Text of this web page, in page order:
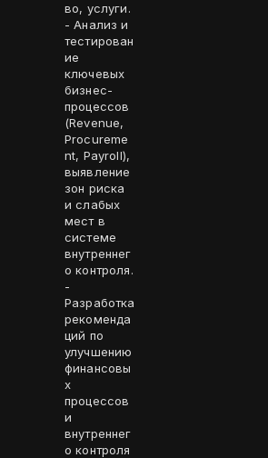
во, услуги.
- Анализ и
тестирован
ие
ключевых
бизнес-
процессов
(Revenue,
Procureme
nt, Payroll),
выявление
зон риска
и слабых
мест в
системе
внутреннег
о контроля.
-
Разработка
рекоменда
ций по
улучшению
финансовы
х
процессов
и
внутреннег
о контроля